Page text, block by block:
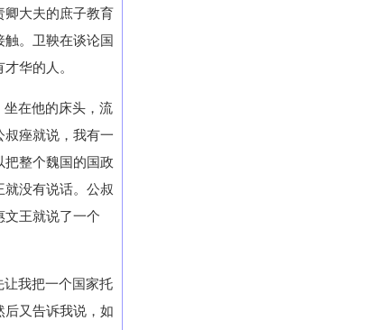
卿大夫的庶子教育
。卫鞅在谈论国
华的人。
坐在他的床头，流
叔痤就说，我有一
把整个魏国的国政
就没有说话。公叔
文王就说了一个
我把一个国家托
后又告诉我说，如